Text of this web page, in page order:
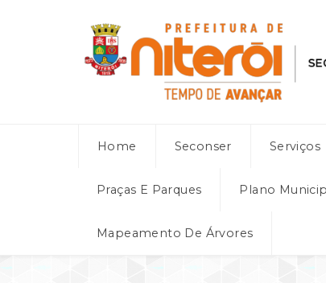
Home Seconser Serviços
Praças E Parques Plano
Mapeamento De Árvores